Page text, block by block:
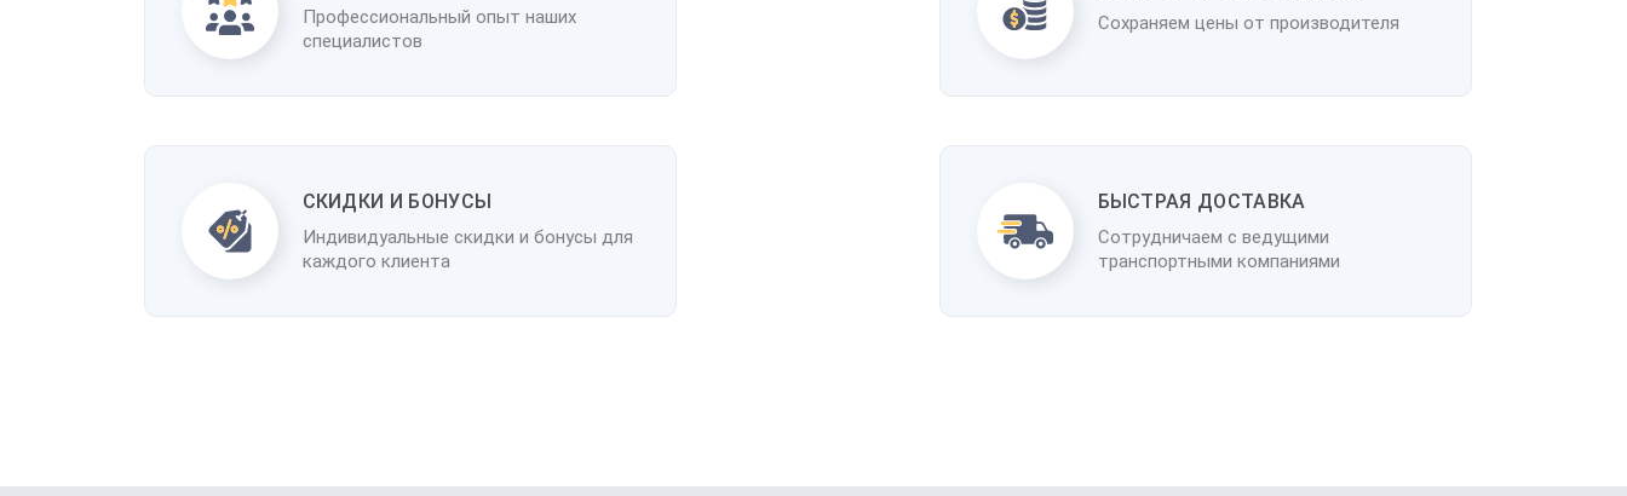
Профессиональный опыт наших
специалистов
Сохраняем цены от производителя
CКИДКИ И БОНУСЫ
Индивидуальные скидки и бонусы для
каждого клиента
БЫСТРАЯ ДОСТАВКА
Сотрудничаем с ведущими
транспортными компаниями